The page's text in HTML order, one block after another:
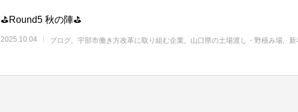
⛳Round5 秋の陣⛳
2025.10.04 ブログ 宇部市働き方改革に取り組む企業 山口県の土場渡し・野積み場 新